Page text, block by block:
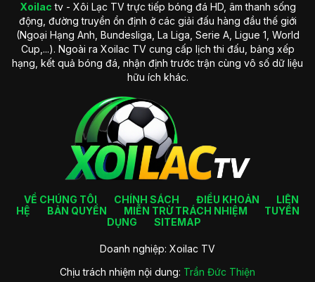
Xoilac tv - Xôi Lạc TV trực tiếp bóng đá HD, âm thanh sống
động, đường truyền ổn định ở các giải đấu hàng đầu thế giới
(Ngoại Hạng Anh, Bundesliga, La Liga, Serie A, Ligue 1, World
Cup,...). Ngoài ra Xoilac TV cung cấp lịch thi đấu, bảng xếp
hạng, kết quả bóng đá, nhận định trước trận cùng vô số dữ liệu
hữu ích khác.
VỀ CHÚNG TÔI CHÍNH SÁCH ĐIỀU KHOẢN
LIÊN
HỆ
BẢN QUYỀN MIỄN TRỪ TRÁCH NHIỆM
TUYỂN
DỤNG
SITEMAP
Doanh nghiệp: Xoilac TV
Chịu trách nhiệm nội dung: Trần Đức Thiện